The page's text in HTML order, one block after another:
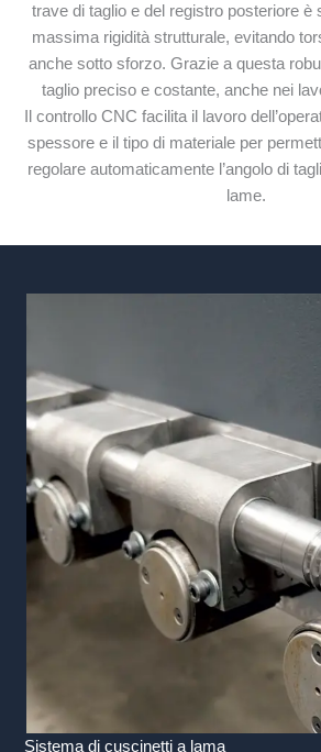
trave di taglio e del registro posteriore è
massima rigidità strutturale, evitando
anche sotto sforzo. Grazie a questa
taglio preciso e costante, anche nei
Il controllo CNC facilita il lavoro
spessore e il tipo di materiale per
regolare automaticamente l’angolo di
lame.
Sistema di cuscinetti a lama